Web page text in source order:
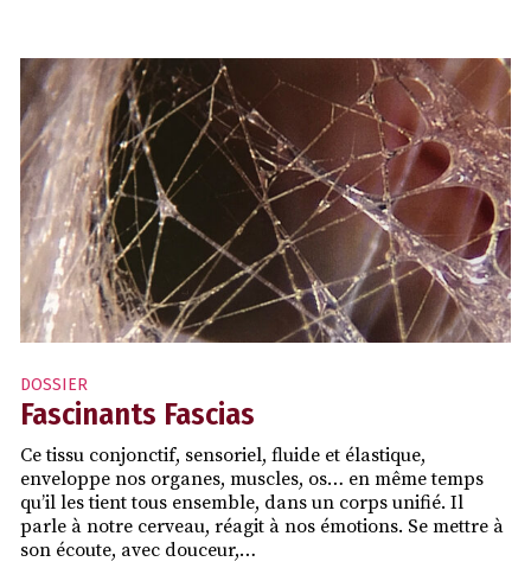
DOSSIER
Fascinants Fascias
Ce tissu conjonctif, sensoriel, fluide et élastique,
enveloppe nos organes, muscles, os… en même temps
qu’il les tient tous ensemble, dans un corps unifié. Il
parle à notre cerveau, réagit à nos émotions. Se mettre à
son écoute, avec douceur,…